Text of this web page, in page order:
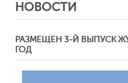
НОВОСТИ
РАЗМЕЩЕН 3-Й ВЫПУСК
ГОД